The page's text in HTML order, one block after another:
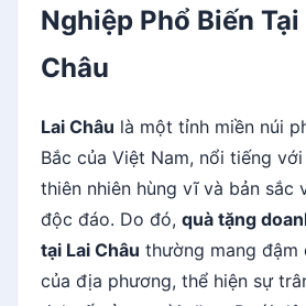
Nghiệp Phổ Biến Tại
Châu
Lai Châu là một tỉnh miền núi
Bắc của Việt Nam, nổi tiếng
thiên nhiên hùng vĩ và bản sắc
độc đáo. Do đó, quà tặng
tại Lai Châu thường mang đậm
của địa phương, thể hiện sự